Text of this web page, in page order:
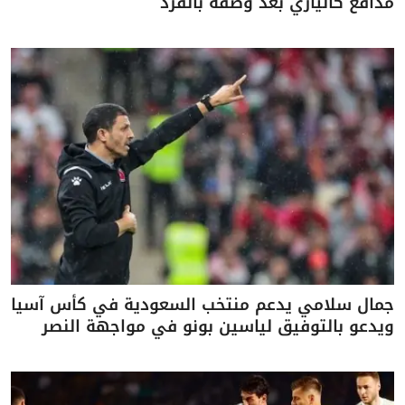
جمال سلامي يدعم منتخب السعودية في كأس آسيا
ويدعو بالتوفيق لياسين بونو في مواجهة النصر